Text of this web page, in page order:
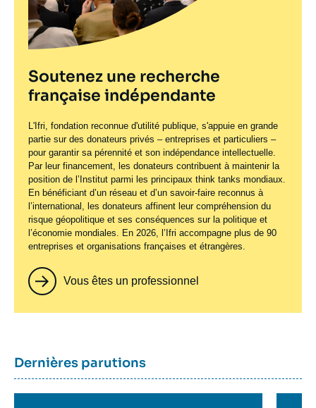
Soutenez une recherche
française indépendante
L'Ifri, fondation reconnue d'utilité publique, s'appuie en grande
partie sur des donateurs privés – entreprises et particuliers –
pour garantir sa pérennité et son indépendance intellectuelle.
Par leur financement, les donateurs contribuent à maintenir la
position de l’Institut parmi les principaux think tanks mondiaux.
En bénéficiant d’un réseau et d’un savoir-faire reconnus à
l’international, les donateurs affinent leur compréhension du
risque géopolitique et ses conséquences sur la politique et
l’économie mondiales. En 2026, l’Ifri accompagne plus de 90
entreprises et organisations françaises et étrangères.
Vous êtes un professionnel
Titre
container
Dernières parutions